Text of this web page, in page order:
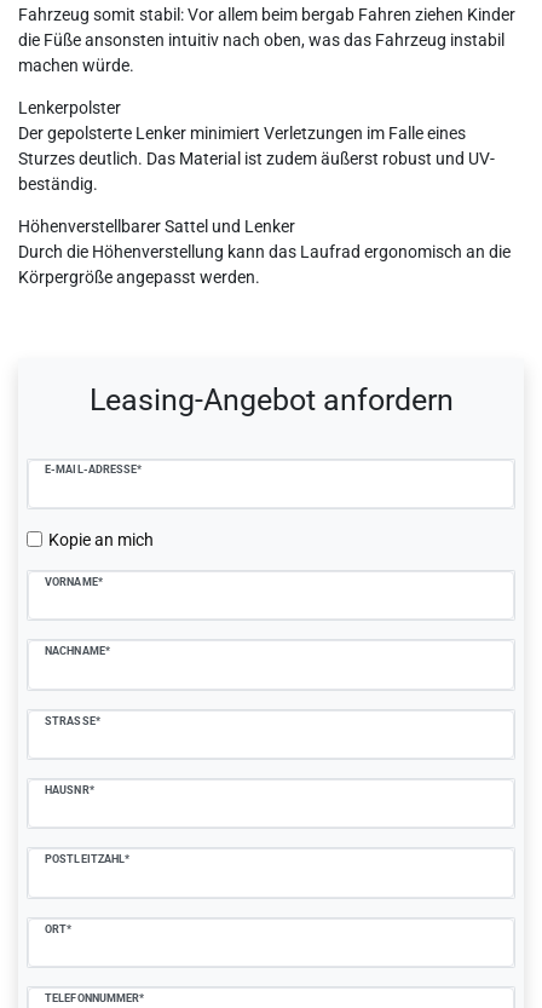
Fahrzeug somit stabil: Vor allem beim bergab Fahren ziehen Kinder
die Füße ansonsten intuitiv nach oben, was das Fahrzeug instabil
machen würde.
Lenkerpolster
Der gepolsterte Lenker minimiert Verletzungen im Falle eines
Sturzes deutlich. Das Material ist zudem äußerst robust und UV-
beständig.
Höhenverstellbarer Sattel und Lenker
Durch die Höhenverstellung kann das Laufrad ergonomisch an die
Körpergröße angepasst werden.
Leasing-Angebot anfordern
E-MAIL-ADRESSE*
Kopie an mich
VORNAME*
NACHNAME*
STRASSE*
HAUSNR*
POSTLEITZAHL*
ORT*
TELEFONNUMMER*